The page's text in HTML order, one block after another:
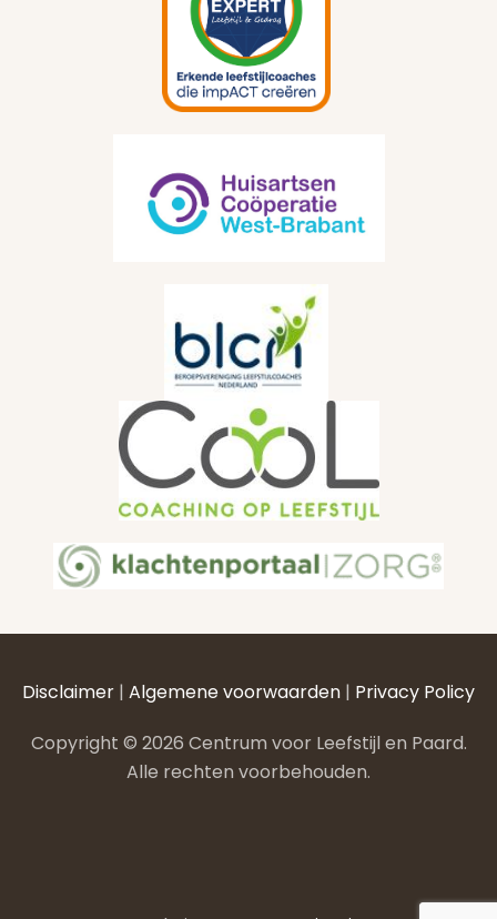
Disclaimer | Algemene voorwaarden | Privacy Policy
Copyright © 2026 Centrum voor Leefstijl en Paard.
Alle rechten voorbehouden.